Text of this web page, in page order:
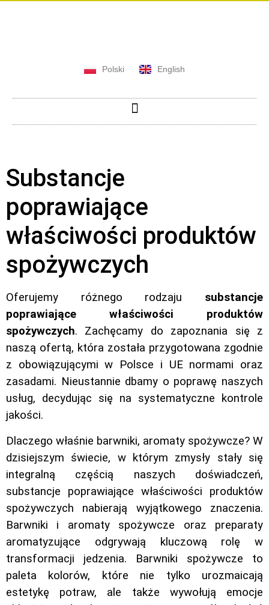
Polski English
Substancje
poprawiające
właściwości produktów
spożywczych
Oferujemy różnego rodzaju substancje
poprawiające właściwości produktów
spożywczych. Zachęcamy do zapoznania się z
naszą ofertą, która została przygotowana zgodnie
z obowiązującymi w Polsce i UE normami oraz
zasadami. Nieustannie dbamy o poprawę naszych
usług, decydując się na systematyczne kontrole
jakości.
Dlaczego właśnie barwniki, aromaty spożywcze? W
dzisiejszym świecie, w którym zmysły stały się
integralną częścią naszych doświadczeń,
substancje poprawiające właściwości produktów
spożywczych nabierają wyjątkowego znaczenia.
Barwniki i aromaty spożywcze oraz preparaty
aromatyzujące odgrywają kluczową rolę w
transformacji jedzenia. Barwniki spożywcze to
paleta kolorów, które nie tylko urozmaicają
estetykę potraw, ale także wywołują emocje